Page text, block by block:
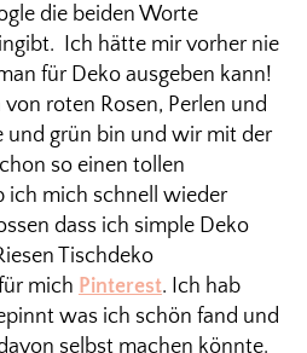
die beiden Worte
Ich hätte mir vorher nie
für Deko ausgeben kann!
von roten Rosen, Perlen und
und grün bin und wir mit der
so einen tollen
ich mich schnell wieder
dass ich simple Deko
Tischdeko
mich Pinterest. Ich hab
was ich schön fand und
selbst machen könnte.